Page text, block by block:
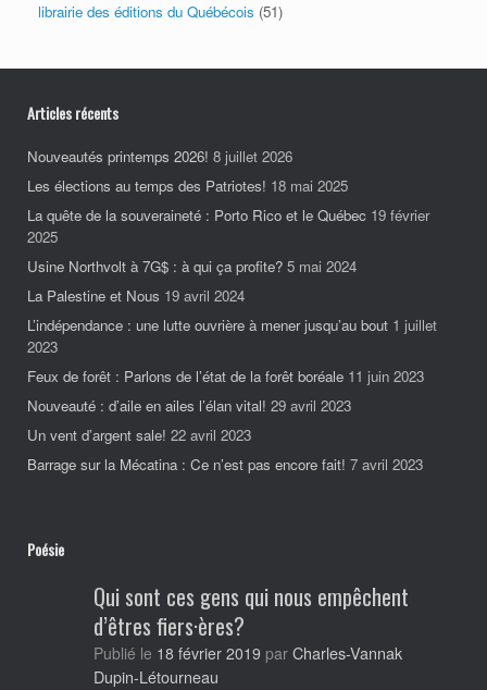
librairie des éditions du Québécois (51)
Articles récents
Nouveautés printemps 2026! 8 juillet 2026
Les élections au temps des Patriotes! 18 mai 2025
La quête de la souveraineté : Porto Rico et le Québec 19 février
2025
Usine Northvolt à 7G$ : à qui ça profite? 5 mai 2024
La Palestine et Nous 19 avril 2024
L’indépendance : une lutte ouvrière à mener jusqu’au bout 1 juillet
2023
Feux de forêt : Parlons de l’état de la forêt boréale 11 juin 2023
Nouveauté : d’aile en ailes l’élan vital! 29 avril 2023
Un vent d’argent sale! 22 avril 2023
Barrage sur la Mécatina : Ce n’est pas encore fait! 7 avril 2023
Poésie
Qui sont ces gens qui nous empêchent
d’êtres fiers·ères?
Publié le 18 février 2019 par Charles-Vannak
Dupin-Létourneau